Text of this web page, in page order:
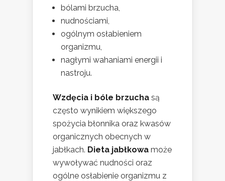
bólami brzucha,
nudnościami,
ogólnym osłabieniem
organizmu,
nagłymi wahaniami energii i
nastroju.
Wzdęcia i bóle brzucha są
często wynikiem większego
spożycia błonnika oraz kwasów
organicznych obecnych w
jabłkach. Dieta jabłkowa może
wywoływać nudności oraz
ogólne osłabienie organizmu z